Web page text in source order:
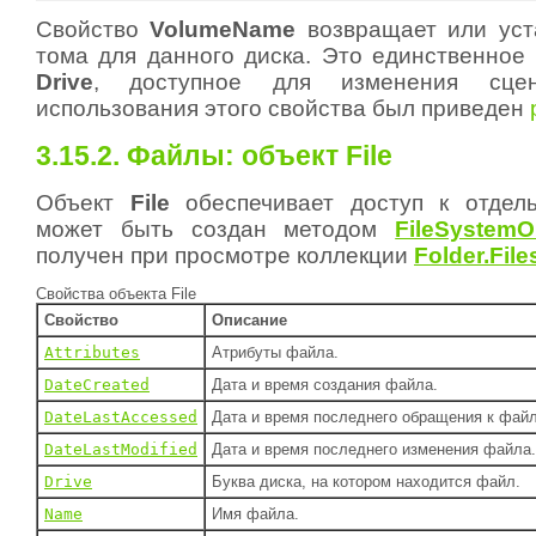
СвойствоVolumeName возвращает или
тома для данного диска. Это единственное
Drive, доступное для изменения
использования этого свойства был приведен
3.15.2. Файлы: объект File
Объект File обеспечивает доступ к
может быть создан методом
получен при просмотре коллекции
Свойства объекта File
Свойство
Описание
Attributes
Атрибуты файла.
DateCreated
Дата и время создания файла.
DateLastAccessed
Дата и время последнего обращения к
DateLastModified
Дата и время последнего изменения файла.
Drive
Буква диска, на котором находится файл.
Name
Имя файла.